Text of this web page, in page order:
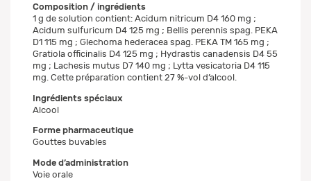
Composition / ingrédients
1 g de solution contient: Acidum nitricum D4 160 mg ;
Acidum sulfuricum D4 125 mg ; Bellis perennis spag. PEKA
D1 115 mg ; Glechoma hederacea spag. PEKA TM 165 mg ;
Gratiola officinalis D4 125 mg ; Hydrastis canadensis D4 55
mg ; Lachesis mutus D7 140 mg ; Lytta vesicatoria D4 115
mg. Cette préparation contient 27 %-vol d’alcool.
Ingrédients spéciaux
Alcool
Forme pharmaceutique
Gouttes buvables
Mode d’administration
Voie orale